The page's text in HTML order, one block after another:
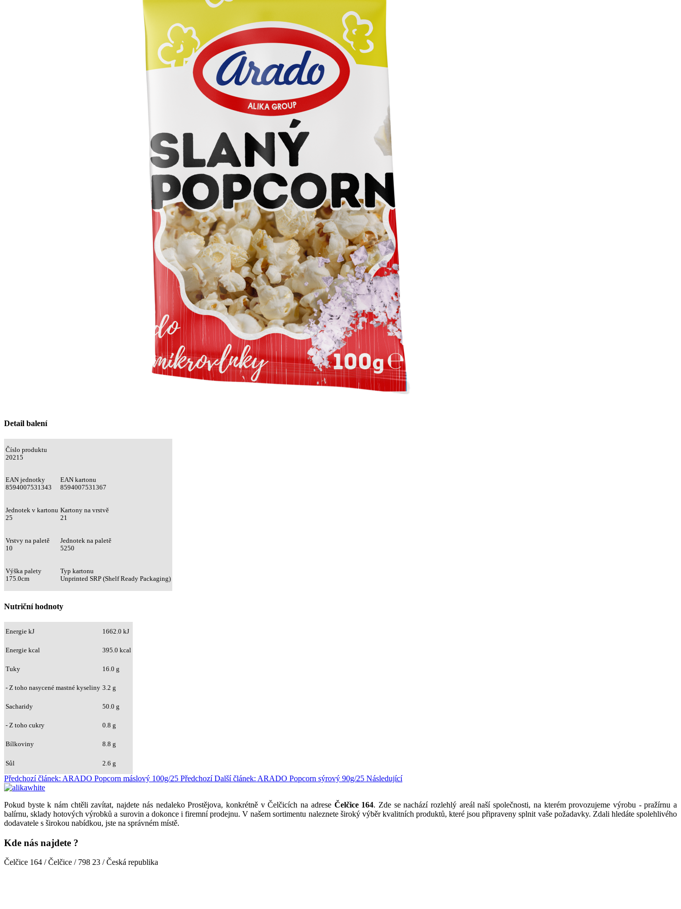
Detail balení
Číslo produktu
20215
EAN jednotky
8594007531343
EAN kartonu
8594007531367
Jednotek v kartonu
25
Kartony na vrstvě
21
Vrstvy na paletě
10
Jednotek na paletě
5250
Výška palety
175.0cm
Typ kartonu
Unprinted SRP (Shelf Ready Packaging)
Nutriční hodnoty
Energie kJ 1662.0 kJ
Energie kcal 395.0 kcal
Tuky 16.0 g
- Z toho nasycené mastné kyseliny 3.2 g
Sacharidy 50.0 g
- Z toho cukry 0.8 g
Bílkoviny 8.8 g
Sůl 2.6 g
Předchozí článek: ARADO Popcorn máslový 100g/25 Předchozí Další článek: ARADO Popcorn sýrový 90g/25 Následující
Pokud byste k nám chtěli zavítat, najdete nás nedaleko Prostějova, konkrétně v Čelčicích na adrese Čelčice 164. Zde se nachází rozlehlý areál naší společnosti, na kterém provozujeme výrobu - pražírnu a
balírnu, sklady hotových výrobků a surovin a dokonce i firemní prodejnu. V našem sortimentu naleznete široký výběr kvalitních produktů, které jsou připraveny splnit vaše požadavky. Zdali hledáte spolehlivého
dodavatele s širokou nabídkou, jste na správném místě.
Kde nás najdete ?
Čelčice 164 / Čelčice / 798 23 / Česká republika